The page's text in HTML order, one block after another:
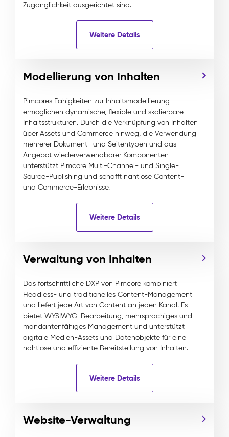
Zugänglichkeit ausgerichtet sind.
Weitere Details
Modellierung von Inhalten
Pimcores Fähigkeiten zur Inhaltsmodellierung
ermöglichen dynamische, flexible und skalierbare
Inhaltsstrukturen. Durch die Verknüpfung von Inhalten
über Assets und Commerce hinweg, die Verwendung
mehrerer Dokument- und Seitentypen und das
Angebot wiederverwendbarer Komponenten
unterstützt Pimcore Multi-Channel- und Single-
Source-Publishing und schafft nahtlose Content-
und Commerce-Erlebnisse.
Weitere Details
Verwaltung von Inhalten
Das fortschrittliche DXP von Pimcore kombiniert
Headless- und traditionelles Content-Management
und liefert jede Art von Content an jeden Kanal. Es
bietet WYSIWYG-Bearbeitung, mehrsprachiges und
mandantenfähiges Management und unterstützt
digitale Medien-Assets und Datenobjekte für eine
nahtlose und effiziente Bereitstellung von Inhalten.
Weitere Details
Website-Verwaltung